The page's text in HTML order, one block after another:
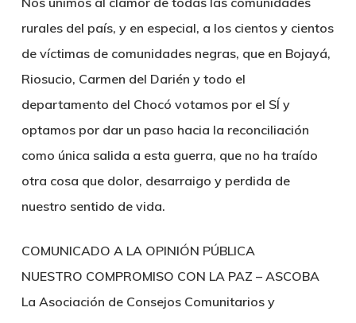
rurales del país, y en especial, a los cientos y cientos
de víctimas de comunidades negras, que en Bojayá,
Riosucio, Carmen del Darién y todo el
departamento del Chocó votamos por el SÍ y
optamos por dar un paso hacia la reconciliación
como única salida a esta guerra, que no ha traído
otra cosa que dolor, desarraigo y perdida de
nuestro sentido de vida.
COMUNICADO A LA OPINIÓN PÚBLICA
NUESTRO COMPROMISO CON LA PAZ – ASCOBA
La Asociación de Consejos Comunitarios y